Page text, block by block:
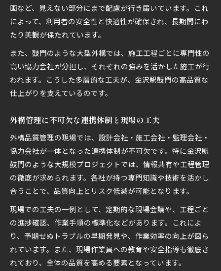
画など、見えない部分にまで配慮が行き届いています。これ
によって、利用者の安全性と快適性が確保され、長期間にわ
たり美観が保たれています。
また、鼓門のような大型外構では、施工工程ごとに専門性の
高い協力会社が分担し、それぞれの強みを活かした施工が行
われます。こうした多層的な工夫が、金沢駅鼓門の高品質な
仕上がりを支えているのです。
外構管理に不可欠な連携体制と現場の工夫
外構品質管理の現場では、設計会社・施工会社・監理会社・
協力会社が一体となった連携体制が不可欠です。特に金沢駅
鼓門のような大規模プロジェクトでは、情報共有や工程管理
の徹底が求められます。各社が持つ専門知識や技術を活かし
合うことで、品質向上とリスク低減が可能となります。
現場での工夫の一例として、定期的な現場会議や、工程ごと
の進捗確認、作業手順の標準化などがあります。これによ
り、予期せぬトラブルの早期発見や、作業効率の向上が図ら
れています。また、現場作業員への教育や安全指導も徹底さ
れており、全体の品質を高める要素となっています。